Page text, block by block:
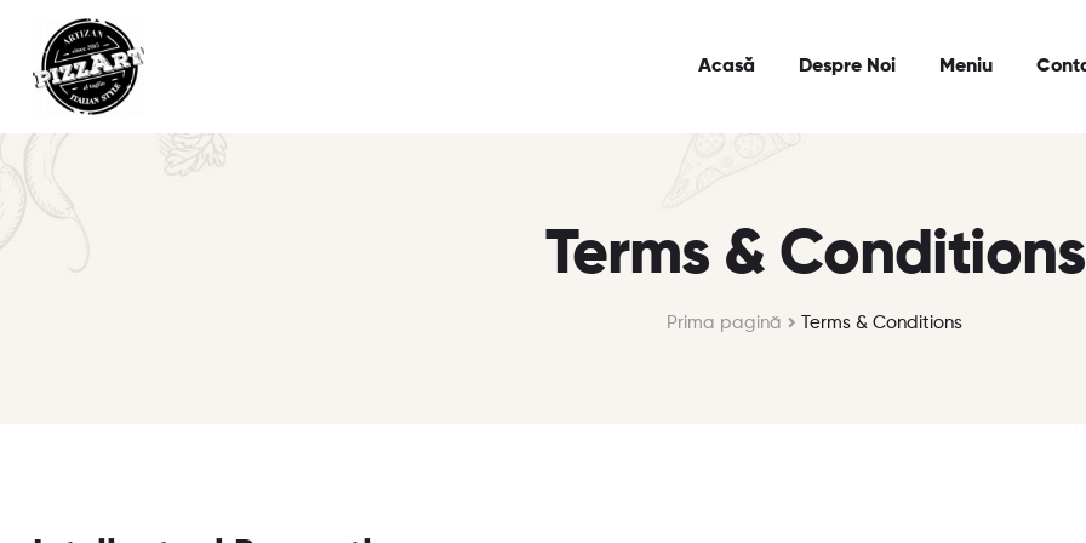
Acasă Despre Noi Meniu
Terms & Conditions
Prima pagină Terms & Conditions